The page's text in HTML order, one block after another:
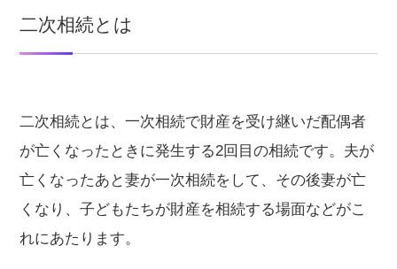
二次相続とは
二次相続とは、一次相続で財産を受け継いだ配偶者
が亡くなったときに発生する2回目の相続です。夫が
亡くなったあと妻が一次相続をして、その後妻が亡
くなり、子どもたちが財産を相続する場面などがこ
れにあたります。